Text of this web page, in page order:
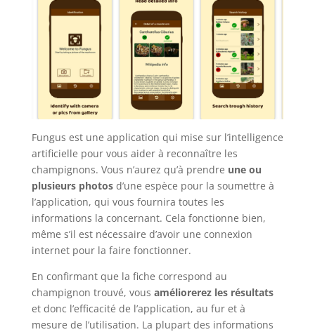
Fungus est une application qui mise sur l’intelligence
artificielle pour vous aider à reconnaître les
champignons. Vous n’aurez qu’à prendre une ou
plusieurs photosd’une espèce pour la soumettre à
l’application, qui vous fournira toutes les
informations la concernant. Cela fonctionne bien,
même s’il est nécessaire d’avoir une connexion
internet pour la faire fonctionner.
En confirmant que la fiche correspond au
champignon trouvé, vous améliorerez les résultats
et donc l’efficacité de l’application, au fur et à
mesure de l’utilisation. La plupart des informations